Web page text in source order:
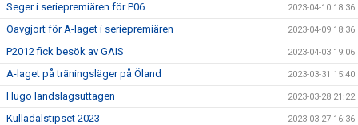
Seger i seriepremiären för P06 2023-04-10 18:36
Oavgjort för A-laget i seriepremiären 2023-04-09 18:36
P2012 fick besök av GAIS 2023-04-03 19:06
A-laget på träningsläger på Öland 2023-03-31 15:40
Hugo landslagsuttagen 2023-03-28 21:22
Kulladalstipset 2023 2023-03-27 16:36